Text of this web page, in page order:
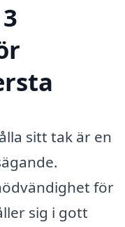
sitt tak är en
för
sig i gott